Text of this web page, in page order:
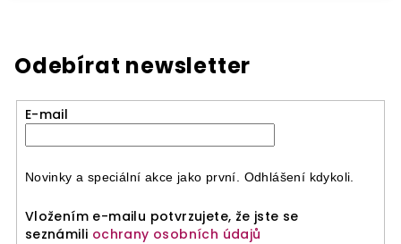
Odebírat newsletter
E-mail
Novinky a speciální akce jako první. Odhlášení kdykoli.
Vložením e-mailu potvrzujete, že jste se
seznámili ochrany osobních údajů